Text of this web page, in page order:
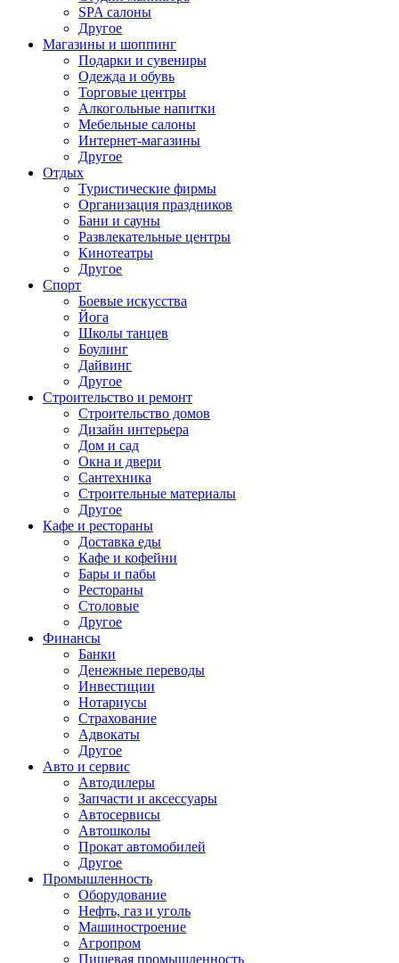
SPA салоны
Другое
Магазины и шоппинг
Подарки и сувениры
Одежда и обувь
Торговые центры
Алкогольные напитки
Мебельные салоны
Интернет-магазины
Другое
Отдых
Туристические фирмы
Организация праздников
Бани и сауны
Развлекательные центры
Кинотеатры
Другое
Спорт
Боевые искусства
Йога
Школы танцев
Боулинг
Дайвинг
Другое
Строительство и ремонт
Строительство домов
Дизайн интерьера
Дом и сад
Окна и двери
Сантехника
Строительные материалы
Другое
Кафе и рестораны
Доставка еды
Кафе и кофейни
Бары и пабы
Рестораны
Столовые
Другое
Финансы
Банки
Денежные переводы
Инвестиции
Нотариусы
Страхование
Адвокаты
Другое
Авто и сервис
Автодилеры
Запчасти и аксессуары
Автосервисы
Автошколы
Прокат автомобилей
Другое
Промышленность
Оборудование
Нефть, газ и уголь
Машиностроение
Агропром
Пищевая промышленность